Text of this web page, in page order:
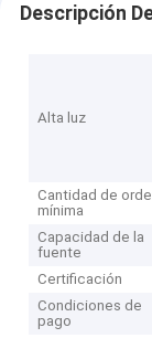
Descripción
Alta luz
Cantidad de
mínima
Capacidad de la
fuente
Certificación
Condiciones de
pago